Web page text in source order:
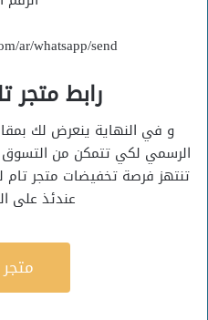
ar/whatsapp/send
رابط متجر
و في النهاية ينعرض لك
الرسمي لكي تتمكن من
عندئذ على